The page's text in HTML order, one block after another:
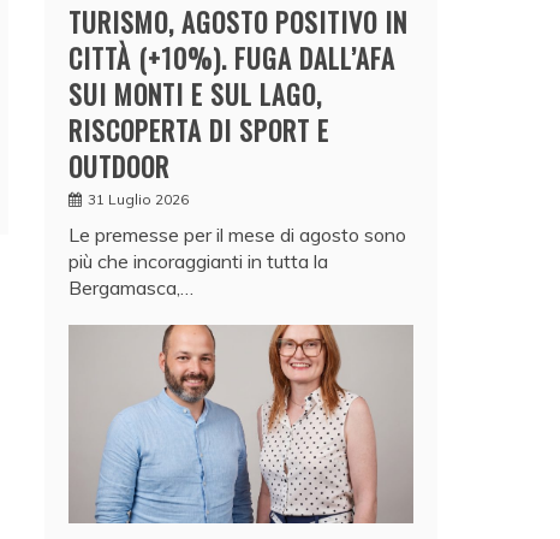
TURISMO, AGOSTO POSITIVO IN
CITTÀ (+10%). FUGA DALL’AFA
SUI MONTI E SUL LAGO,
RISCOPERTA DI SPORT E
OUTDOOR
31 Luglio 2026
Le premesse per il mese di agosto sono
più che incoraggianti in tutta la
Bergamasca,…